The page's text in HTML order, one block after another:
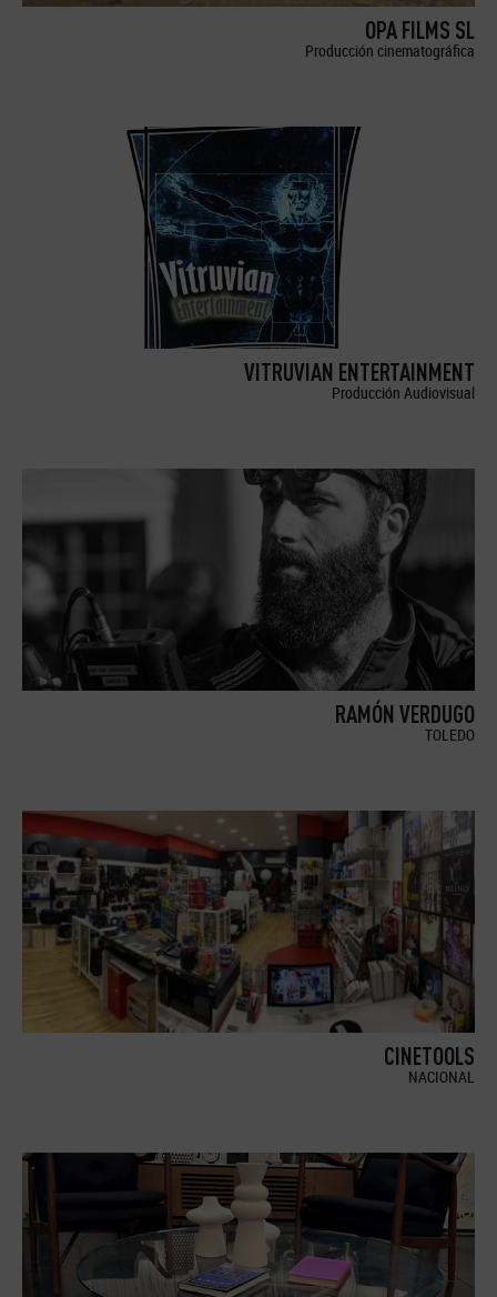
OPA FILMS SL
Producción cinematográfica
VITRUVIAN ENTERTAINMENT
Producción Audiovisual
RAMÓN VERDUGO
TOLEDO
CINETOOLS
NACIONAL